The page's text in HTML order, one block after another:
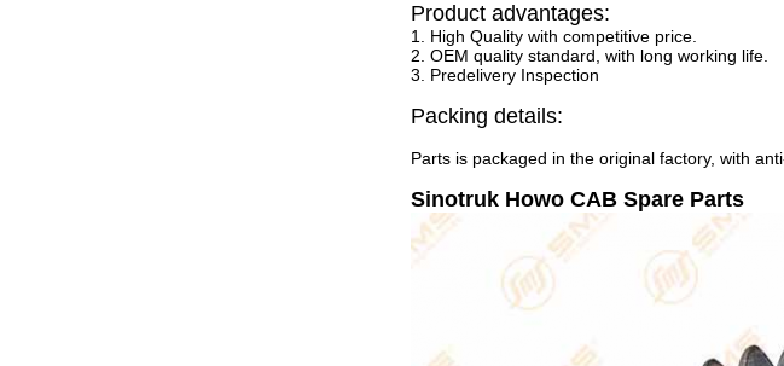
Product advantages:
1. High Quality with competitive price.
2. OEM quality standard, with long working life.
3. Predelivery Inspection
Packing details:
Parts is packaged in the original factory, with
Sinotruk Howo CAB Spare Parts